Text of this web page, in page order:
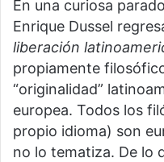
En una curiosa
Enrique Dussel
liberación
propiamente
“originalidad”
europea. Todos los
propio idioma) son
no lo tematiza. De lo